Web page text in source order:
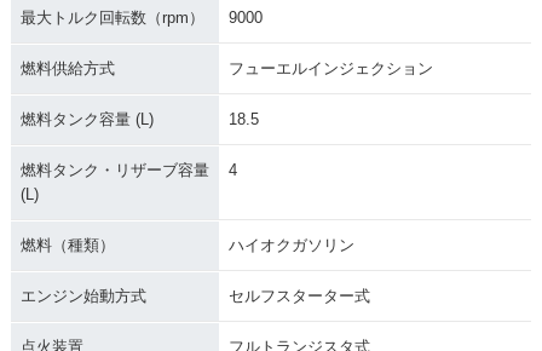
最大トルク回転数（rpm） 9000
燃料供給方式 フューエルインジェクション
燃料タンク容量 (L) 18.5
燃料タンク・リザーブ容量
(L)
4
燃料（種類） ハイオクガソリン
エンジン始動方式 セルフスターター式
点火装置 フルトランジスタ式